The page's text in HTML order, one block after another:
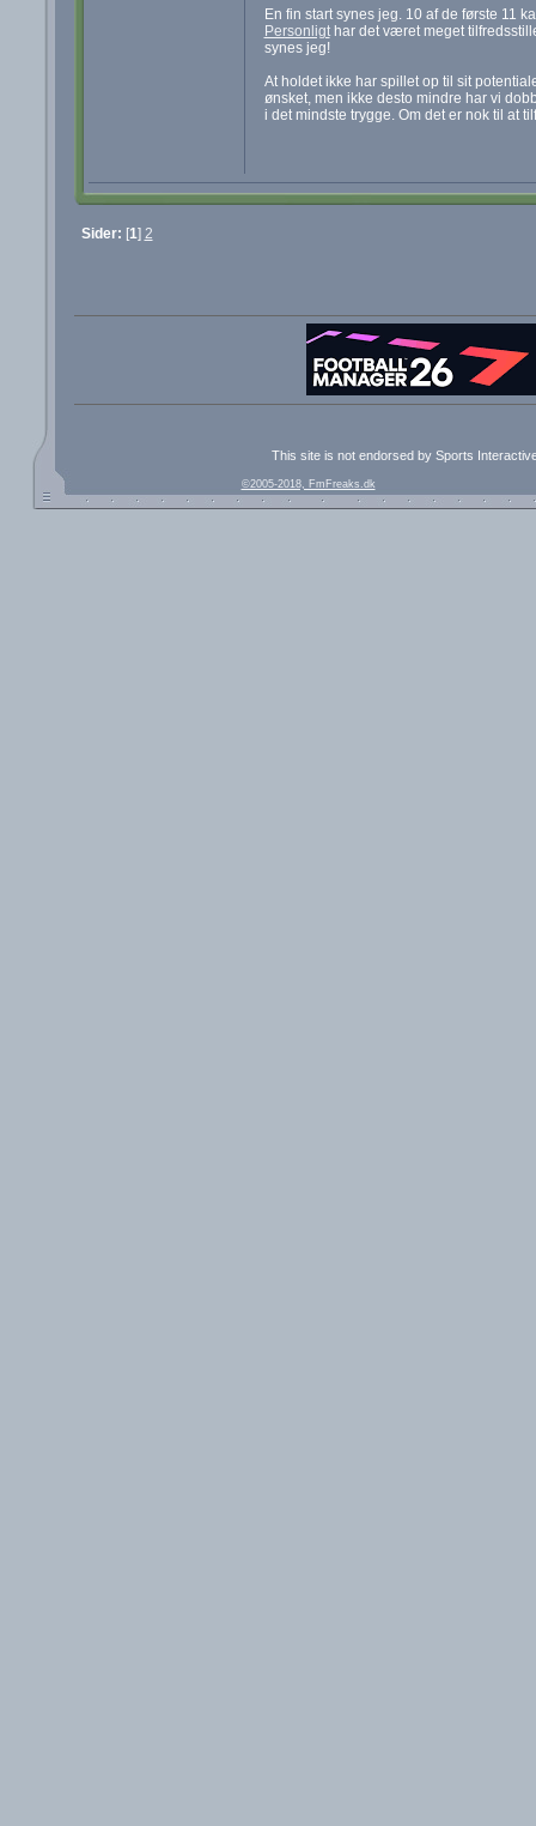
En fin start synes jeg. 10 af de første 11
Personligthar det været meget
synes jeg!
At holdet ikke har spillet op til sit
ønsket, men ikke desto mindre har vi
i det mindste trygge. Om det er nok til at
Sider: [1] 2
This site is not endorsed by Sports
©2005-2018, FmFreaks.dk